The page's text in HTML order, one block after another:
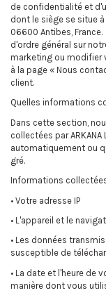
de confidentialité et
dont le siège se situe
06600 Antibes,
d'ordre général sur
marketing ou modifier
à la page « Nous
client.
Quelles informations
Dans cette section,
collectées par
automatiquement ou
gré.
Informations
• Votre adresse IP
• L'appareil et le
• Les données
susceptible de
• La date et l'heure de
manière dont vous